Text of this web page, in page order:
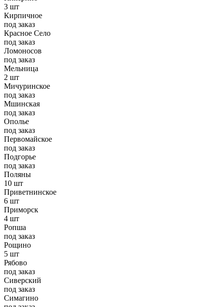
3 шт
Кирпичное
под заказ
Красное Село
под заказ
Ломоносов
под заказ
Мельница
2 шт
Мичуринское
под заказ
Мшинская
под заказ
Ополье
под заказ
Первомайское
под заказ
Подгорье
под заказ
Поляны
10 шт
Приветнинское
6 шт
Приморск
4 шт
Ропша
под заказ
Рощино
5 шт
Рябово
под заказ
Сиверский
под заказ
Симагино